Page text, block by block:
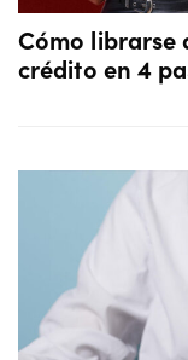
Cómo librarse
crédito en 4